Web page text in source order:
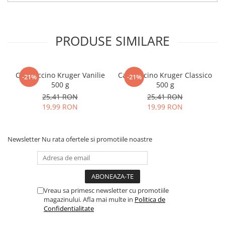
PRODUSE SIMILARE
-21%
Cappuccino Kruger Vanilie
500 g
25,41 RON
19,99 RON
-21%
Cappuccino Kruger Classico
500 g
25,41 RON
19,99 RON
Newsletter Nu rata ofertele si promotiile noastre
Vreau sa primesc newsletter cu promotiile
magazinului. Afla mai multe in Politica de
Confidentialitate